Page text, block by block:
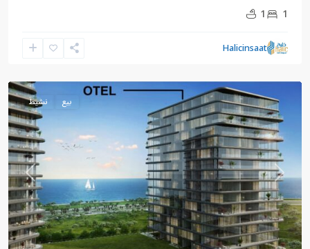
1
1
Halicinsaat
زيتون
بورنو
زيتون
Next
بيع نشيط